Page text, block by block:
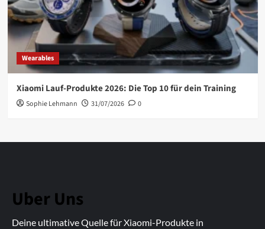
Wearables
Xiaomi Lauf-Produkte 2026: Die Top 10 für dein Training
Sophie Lehmann 31/07/2026 0
Uber Uns
Deine ultimative Quelle für Xiaomi-Produkte in